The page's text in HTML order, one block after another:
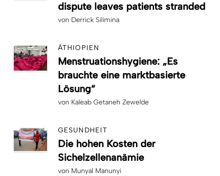
dispute leaves patients stranded
von Derrick Silimina
ÄTHIOPIEN
Menstruationshygiene: „Es
brauchte eine marktbasierte
Lösung“
von Kaleab Getaneh Zewelde
GESUNDHEIT
Die hohen Kosten der
Sichelzellenanämie
von Munyal Manunyi